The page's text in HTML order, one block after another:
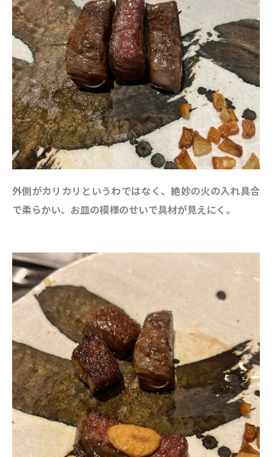
外側がカリカリというわではなく、絶妙の火の入れ具合
で柔らかい、お皿の模様のせいで具材が見えにく。